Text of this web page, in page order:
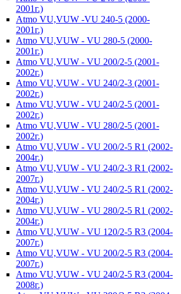
2001г.)
Atmo VU,VUW -VU 240-5 (2000-
2001г.)
Atmo VU,VUW - VU 280-5 (2000-
2001г.)
Atmo VU,VUW - VU 200/2-5 (2001-
2002г.)
Atmo VU,VUW - VU 240/2-3 (2001-
2002г.)
Atmo VU,VUW - VU 240/2-5 (2001-
2002г.)
Atmo VU,VUW - VU 280/2-5 (2001-
2002г.)
Atmo VU,VUW - VU 200/2-5 R1 (2002-
2004г.)
Atmo VU,VUW - VU 240/2-3 R1 (2002-
2007г.)
Atmo VU,VUW - VU 240/2-5 R1 (2002-
2004г.)
Atmo VU,VUW - VU 280/2-5 R1 (2002-
2004г.)
Atmo VU,VUW - VU 120/2-5 R3 (2004-
2007г.)
Atmo VU,VUW - VU 200/2-5 R3 (2004-
2007г.)
Atmo VU,VUW - VU 240/2-5 R3 (2004-
2008г.)